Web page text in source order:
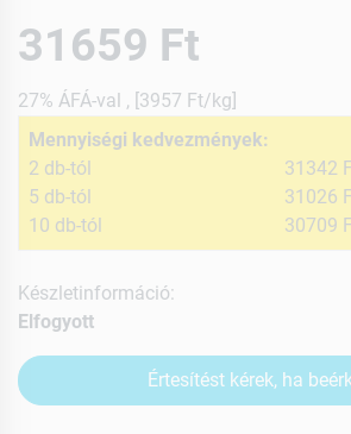
31659 Ft
27% ÁFÁ-val , [3957 Ft/kg]
Mennyiségi kedvezmények:
2 db-tól
31342
5 db-tól
31026
10 db-tól
30709
Készletinformáció:
Elfogyott
Értesítést kérek, ha